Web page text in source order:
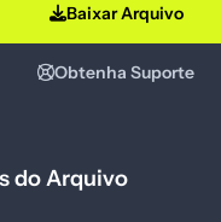
Baixar Arquivo
Obtenha Suporte
do Arquivo